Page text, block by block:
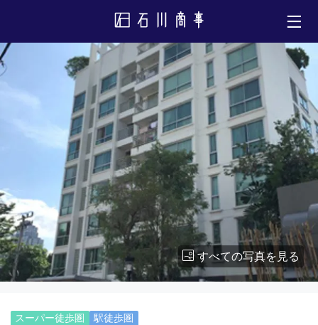
すべての写真を見る
スーパー徒歩圏 駅徒歩圏